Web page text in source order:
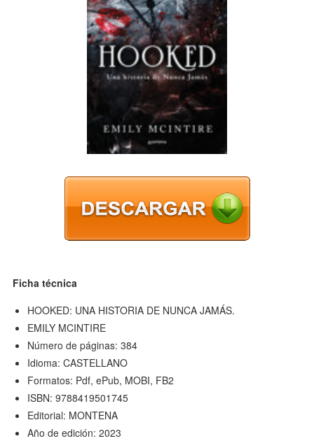
Ficha técnica
HOOKED: UNA HISTORIA DE NUNCA JAMÁS.
EMILY MCINTIRE
Número de páginas: 384
Idioma: CASTELLANO
Formatos: Pdf, ePub, MOBI, FB2
ISBN: 9788419501745
Editorial: MONTENA
Año de edición: 2023